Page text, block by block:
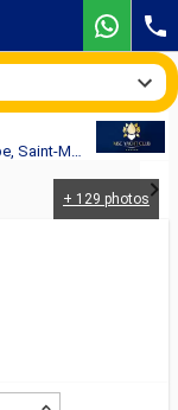
Croisière MSC Meraviglia : Martinique, Guadeloupe, Saint-Martin, Portugal, Espagne, France, Royaume-Uni au départ de Fort de France
+ 129 photos